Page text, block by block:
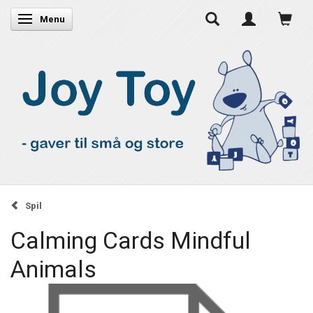
Skifte navigation
Menu
Spil
Calming Cards Mindful
Animals